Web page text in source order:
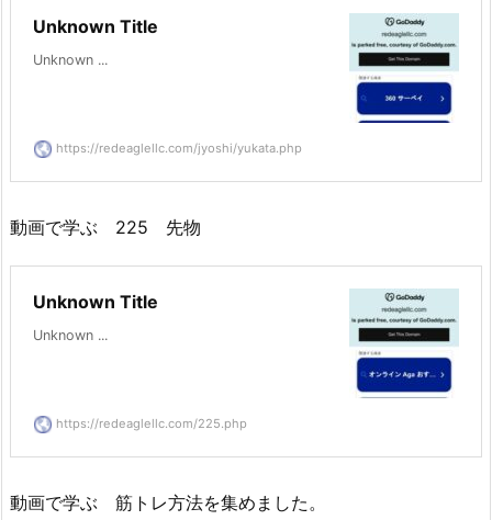
Unknown Title
Unknown ...
https://redeaglellc.com/jyoshi/yukata.php
動画で学ぶ 225 先物
Unknown Title
Unknown ...
https://redeaglellc.com/225.php
動画で学ぶ 筋トレ方法を集めました。